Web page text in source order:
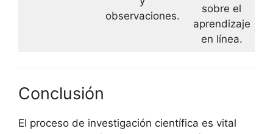
observaciones.
sobre el
aprendizaje
en línea.
Conclusión
El proceso de investigación científica es vital